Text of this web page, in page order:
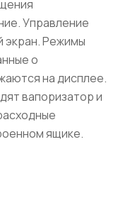
Управление
экран. Режимы
о
на дисплее.
вапоризатор и
ящике.